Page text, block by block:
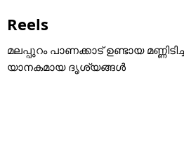
Reels
മലപ്പുറം പാണക്കാട് ഉണ്ടായ
യാനകമായ ദൃശ്യങ്ങൾ